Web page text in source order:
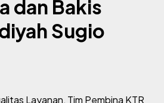
dan Bakis
Sugio